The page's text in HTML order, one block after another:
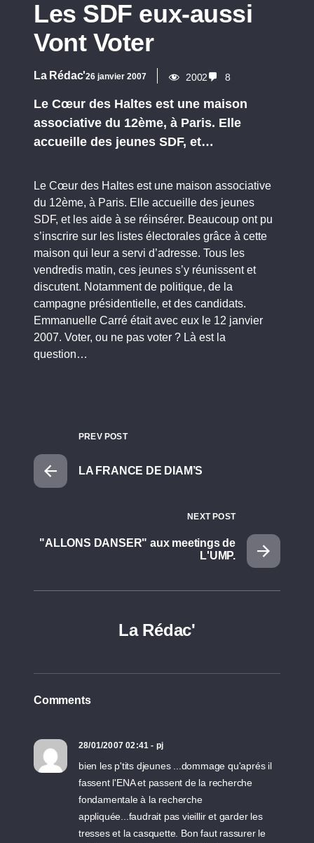
Les SDF eux-aussi
Vont Voter
La Rédac'26 janvier 2007 2002 8
Le Cœur des Haltes est une maison
associative du 12ème, à Paris. Elle
accueille des jeunes SDF, et…
Le Cœur des Haltes est une maison associative
du 12ème, à Paris. Elle accueille des jeunes
SDF, et les aide à se réinsérer. Beaucoup ont pu
s’inscrire sur les listes électorales grâce à cette
maison qui leur a servi d’adresse. Tous les
vendredis matin, ces jeunes s’y réunissent et
discutent. Notamment de politique, de la
campagne présidentielle, et des candidats.
Emmanuelle Carré était avec eux le 12 janvier
2007. Voter, ou ne pas voter ? Là est la
question…
PREV POST
LA FRANCE DE DIAM’S
NEXT POST
"ALLONS DANSER" aux meetings de
L'UMP.
La Rédac'
Comments
28/01/2007 02:41 - pj
bien les p'tits djeunes ...dommage qu'aprés il
fassent l'ENA et passent de la recherche
fondamentale à la recherche
appliquée...faudrait pas vieillir et garder les
tresses et la casquette. Bon faut rassurer le